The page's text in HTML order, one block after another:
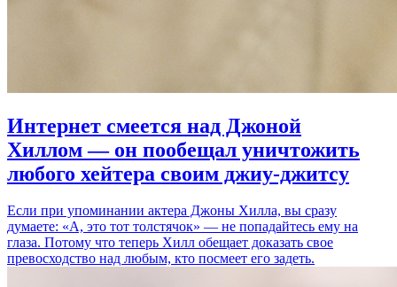
Интернет смеется над Джоной
Хиллом — он пообещал уничтожить
любого хейтера своим джиу-джитсу
Если при упоминании актера Джоны Хилла, вы сразу
думаете: «А, это тот толстячок» — не попадайтесь ему на
глаза. Потому что теперь Хилл обещает доказать свое
превосходство над любым, кто посмеет его задеть.